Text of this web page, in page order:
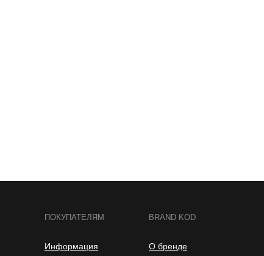
ПОКУПАТЕЛЯМ
Информация
BRAND KOD
О бренде